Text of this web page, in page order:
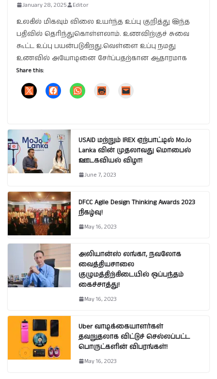
January 28, 2025 Editor
உலகில் மிகவும் விலை உயர்ந்த உப்பு குறித்து இந்த
பதிவில் தெரிந்துகொள்ளலாம். உணவிற்குச் சுவை
கூட்ட உப்பு பயன்படுகிறது.வெள்ளை உப்பு நமது
உணவில் அயோடினை சேர்ப்பதற்கான ஆதாரமாக
Share this:
USAID மற்றும் IREX ஏற்பாட்டில் MoJo
Lanka வின் முதலாவது மொபைல்
ஊடகவியல் விழா!
June 7, 2023
DFCC Agile Design Thinking Awards 2023
நிகழ்வு!
May 16, 2023
அலியான்ஸ் லங்கா, நவலோக
வைத்தியசாலை
குழுமத்திற்கிடையில் ஒப்பந்தம்
கைச்சாத்து!
May 16, 2023
Uber வாடிக்கையாளர்கள்
தவறுதலாக விட்டுச் செல்லப்பட்ட
பொருட்களின் விபரங்கள்!
May 16, 2023